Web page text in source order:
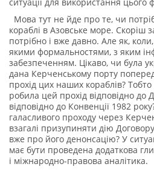
Мова тут не йде про те, чи
кораблі в Азовське море. Скоріш
потрібно і вже давно. Але як,
якими формальностями, з яким
забезпеченням. Цікаво, чи була
дана Керченському порту
прохід цих наших кораблів? Тобто
робила цей прохід відповідно до
відповідно до Конвенції 1982
галасливого проходу через
взагалі призупиняти дію
вже про його денонсацію? У
має бути проведена додаткова
і міжнародно-правова аналітика.